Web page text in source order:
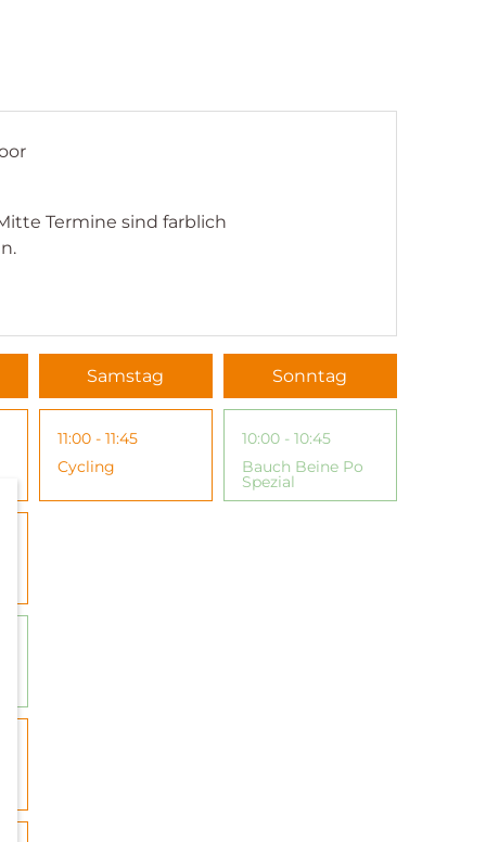
Termine sind farblich
Samstag
11:00 - 11:45
Cycling
Sonntag
10:00 - 10:45
Bauch Beine Po
Spezial